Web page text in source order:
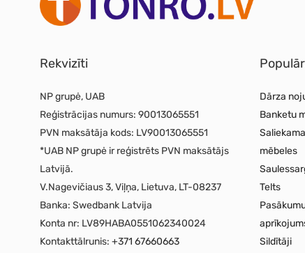
Rekvizīti
NP grupė, UAB
Reģistrācijas numurs: 90013065551
PVN maksātāja kods: LV90013065551
*UAB NP grupė ir reģistrēts PVN maksātājs
Latvijā.
V.Nagevičiaus 3, Viļņa, Lietuva, LT-08237
Banka: Swedbank Latvija
Konta nr: LV89HABA0551062340024
Kontakttālrunis: +371 67660663
Dārza
Banketu
mēbeles
Telts
Sildītāji